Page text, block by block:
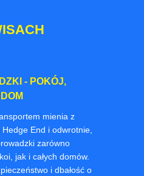
- POKÓJ,
mienia z
End i odwrotnie,
zarówno
jak i całych domów.
i dbałość o